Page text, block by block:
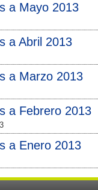
a Mayo 2013
a Abril 2013
a Marzo 2013
a Febrero 2013
a Enero 2013